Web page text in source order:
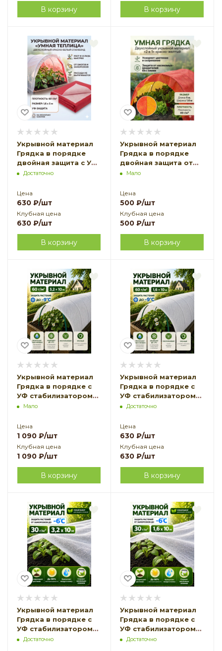
В корзину В корзину
Укрывной материал
Грядка в порядке
двойная защита с УФ
стабилизатором
м2, 1,6 х 5 м
Благодатное
Земледелие
Достаточно
Цена
630 ₽/шт
Клубная цена
630 ₽/шт
В корзину
Укрывной материал
Грядка в порядке
двойная защита от
вредителей с УФ
красно-желтый 40 г/
м2, 1,6 х 5 м
Благодатное
Земледелие
Мало
Цена
500 ₽/шт
Клубная цена
500 ₽/шт
В корзину
Укрывной материал
Грядка в порядке с
УФ стабилизатором
белый 60 г/м2, 3,2 х 10
Земледелие
Мало
Цена
1 090 ₽/шт
Клубная цена
1 090 ₽/шт
В корзину
Укрывной материал
Грядка в порядке с
УФ стабилизатором
белый 60 г/м2, 1,6 х 10
Земледелие
Достаточно
Цена
630 ₽/шт
Клубная цена
630 ₽/шт
В корзину
Укрывной материал
Грядка в порядке с
УФ стабилизатором
белый 30 г/м2, 3,2 х 10
Достаточно
Укрывной материал
Грядка в порядке с
УФ стабилизатором
белый 30 г/м2, 1,6 х 10
Достаточно